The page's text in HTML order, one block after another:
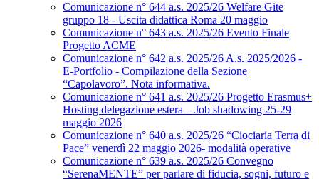
Comunicazione n° 644 a.s. 2025/26 Welfare Gite
gruppo 18 - Uscita didattica Roma 20 maggio
Comunicazione n° 643 a.s. 2025/26 Evento Finale
Progetto ACME
Comunicazione n° 642 a.s. 2025/26 A.s. 2025/2026 -
E-Portfolio - Compilazione della Sezione
“Capolavoro”. Nota informativa.
Comunicazione n° 641 a.s. 2025/26 Progetto Erasmus+
Hosting delegazione estera – Job shadowing 25-29
maggio 2026
Comunicazione n° 640 a.s. 2025/26 “Ciociaria Terra di
Pace” venerdì 22 maggio 2026- modalità operative
Comunicazione n° 639 a.s. 2025/26 Convegno
“SerenaMENTE” per parlare di fiducia, sogni, futuro e